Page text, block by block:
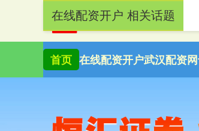
首页 在线配资开户武汉配资网
在线配资开户 相关话题